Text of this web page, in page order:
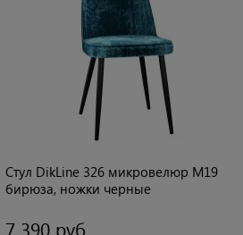
Стул DikLine 326 микровелюр M19
бирюза, ножки черные
7 390 руб.